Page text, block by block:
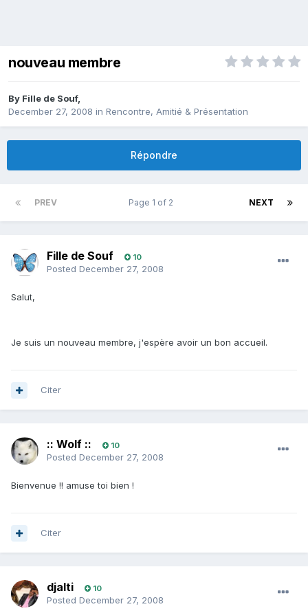
nouveau membre
By Fille de Souf,
December 27, 2008 in Rencontre, Amitié & Présentation
Répondre
PREV NEXT
Page 1 of 2
Fille de Souf 10
Posted December 27, 2008
Salut,
Je suis un nouveau membre, j'espère avoir un bon accueil.
Citer
:: Wolf :: 10
Posted December 27, 2008
Bienvenue !! amuse toi bien !
Citer
djalti 10
Posted December 27, 2008